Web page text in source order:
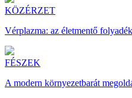
KÖZÉRZET
Vérplazma: az életmentő
FÉSZEK
A modern környezetbarát